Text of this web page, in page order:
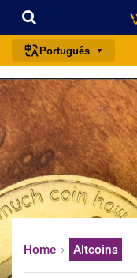
Português
português (BR)
english
español
français
italiano
deutsch
中文
Home Altcoins